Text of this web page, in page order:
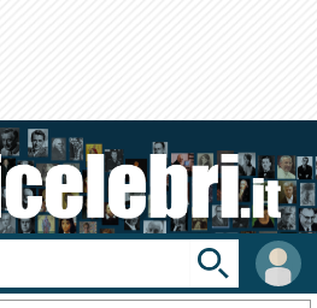
User
area
Toggle
search
bar